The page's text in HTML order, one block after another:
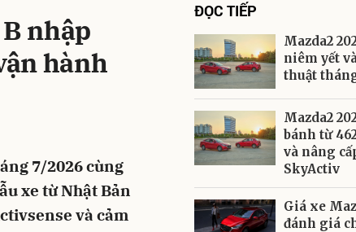
nhập
hành
7/2026 cùng
xe từ Nhật Bản
và cảm
ĐỌC TIẾP
Mazda2
niêm yết
thuật
Mazda2
bánh từ
và nâng
SkyActiv
Giá xe
đánh giá